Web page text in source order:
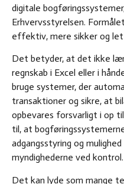
digitale
Erhvervsstyrelsen.
effektiv, mere sikker og
Det betyder, at det ikke
regnskab i Excel eller i
bruge systemer, der
transaktioner og sikre, at
opbevares forsvarligt i op
til, at
adgangsstyring og
myndighederne ved kontrol.
Det kan lyde som mange